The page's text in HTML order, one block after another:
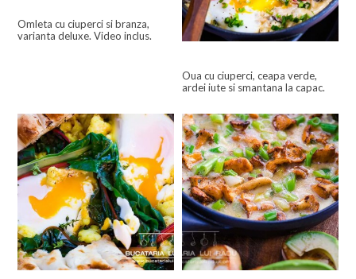
Omleta cu ciuperci si branza,
varianta deluxe. Video inclus.
Oua cu ciuperci, ceapa verde,
ardei iute si smantana la capac.